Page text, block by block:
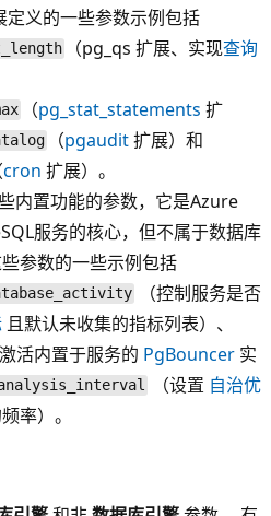
定义的一些参数示例包括
（pg_qs 扩展、实现查询
（pg_stat_statements 扩
（pgaudit扩展）和
cron 扩展）。
内置功能的参数，它是Azure
服务的核心，但不属于数据库
参数的一些示例包括
（控制服务是否
且默认未收集的指标列表）、
激活内置于服务的 PgBouncer 实
（设置 自治优
率）。